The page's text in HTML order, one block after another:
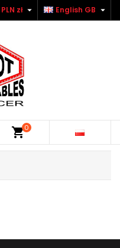
English GB 
PLN zł 
shopping_cart0